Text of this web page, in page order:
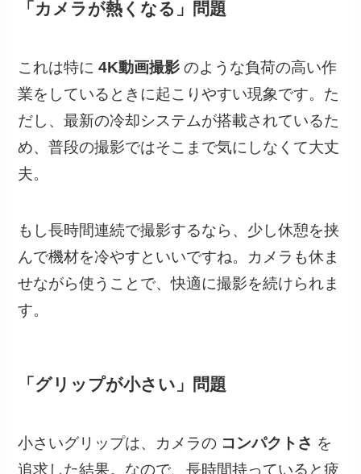
「カメラが熱くなる」問題
これは特に4K動画撮影 のような負荷の高い作
業をしているときに起こりやすい現象です。た
だし、最新の冷却システムが搭載されているた
め、普段の撮影ではそこまで気にしなくて大丈
夫。
もし長時間連続で撮影するなら、少し休憩を挟
んで機材を冷やすといいですね。カメラも休ま
せながら使うことで、快適に撮影を続けられま
す。
「グリップが小さい」問題
小さいグリップは、カメラの コンパクトさ を
追求した結果。なので、長時間持っていると疲